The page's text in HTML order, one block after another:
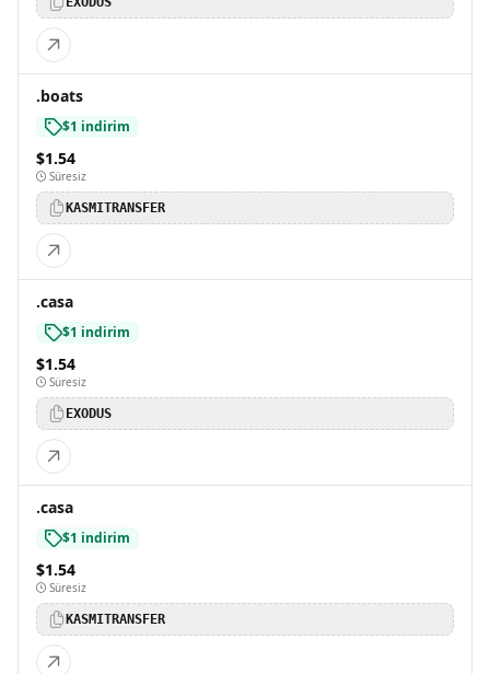
.boats
$1 indirim
$1.54
Süresiz
KASMITRANSFER
.casa
$1 indirim
$1.54
Süresiz
EXODUS
.casa
$1 indirim
$1.54
Süresiz
KASMITRANSFER